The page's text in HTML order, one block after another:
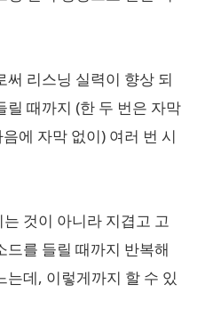
리스닝 실력이 향상 되
릴 때까지 (한 두 번은 자막
에 자막 없이) 여러 번 시
것이 아니라 지겹고 고
드를 들릴 때까지 반복해
데, 이렇게까지 할 수 있